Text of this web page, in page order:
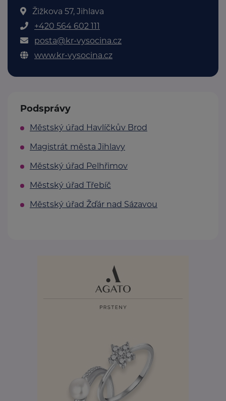
Žižkova 57, Jihlava
+420 564 602 111
posta@kr-vysocina.cz
www.kr-vysocina.cz
Podsprávy
Městský úřad Havlíčkův Brod
Magistrát města Jihlavy
Městský úřad Pelhřimov
Městský úřad Třebíč
Městský úřad Žďár nad Sázavou